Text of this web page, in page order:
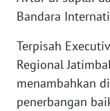
Bandara
Terpisah
Regional
menambahkan
penerbangan
WN
WN
SULTENG